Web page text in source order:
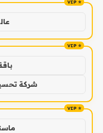
شركة